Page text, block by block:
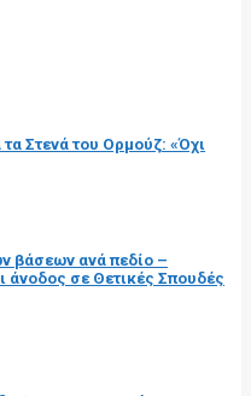
Στενά του Ορμούζ: «Όχι
βάσεων ανά πεδίο –
άνοδος σε Θετικές Σπουδές